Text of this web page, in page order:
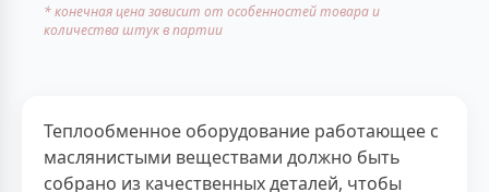
* конечная цена зависит от особенностей товара и
количества штук в партии
Теплообменное оборудование работающее с
маслянистыми веществами должно быть
собрано из качественных деталей, чтобы